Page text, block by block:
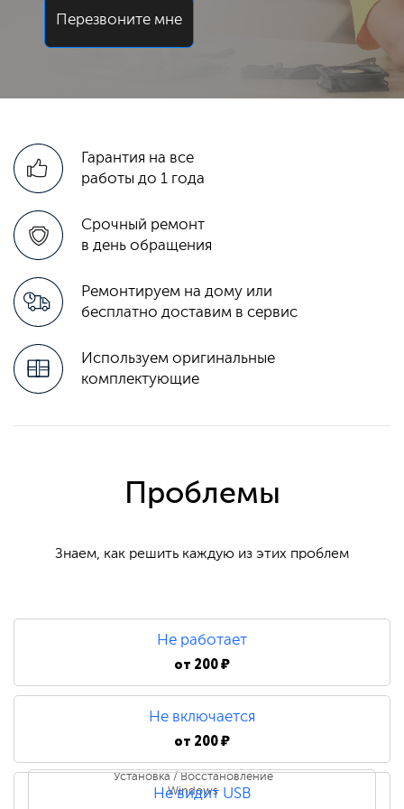
Перезвоните мне
Гарантия на все
работы до 1 года
Срочный ремонт
в день обращения
Ремонтируем на дому или
бесплатно доставим в сервис
Используем оригинальные
комплектующие
Проблемы
Знаем, как решить каждую из этих проблем
Не работает
от 200 ₽
Не включается
от 200 ₽
Установка / Восстановление
Windows
Не видит USB